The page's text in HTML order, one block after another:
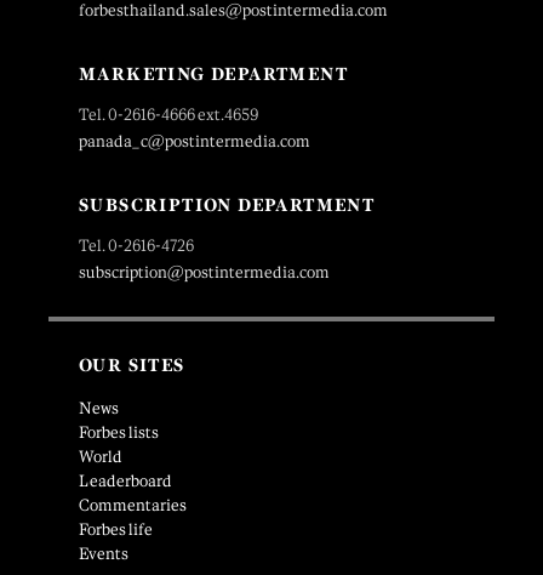
forbesthailand.sales@postintermedia.com
MARKETING DEPARTMENT
Tel. 0-2616-4666 ext.4659
panada_c@postintermedia.com
SUBSCRIPTION DEPARTMENT
Tel. 0-2616-4726
subscription@postintermedia.com
OUR SITES
News
Forbes lists
World
Leaderboard
Commentaries
Forbes life
Events